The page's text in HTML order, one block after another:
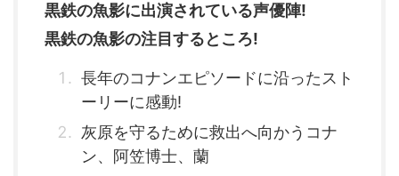
黒鉄の魚影に出演されている声優陣!
黒鉄の魚影の注目するところ!
長年のコナンエピソードに沿ったスト
ーリーに感動!
灰原を守るために救出へ向かうコナ
ン、阿笠博士、蘭